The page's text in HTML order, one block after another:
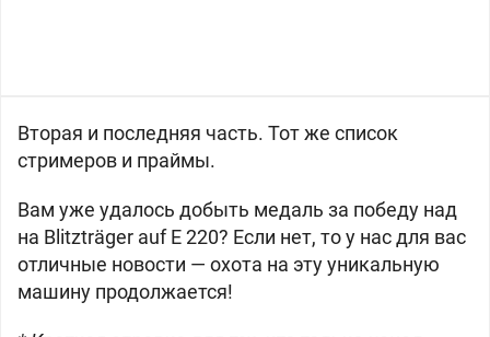
Вторая и последняя часть. Тот же список
стримеров и праймы.
Вам уже удалось добыть медаль за победу над
на Blitzträger auf E 220? Если нет, то у нас для вас
отличные новости — охота на эту уникальную
машину продолжается!